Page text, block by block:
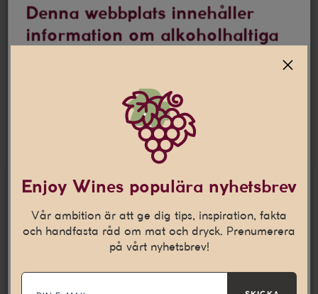
Enjoy Wines populära nyhetsbrev
Vår ambition är att ge dig tips, inspiration, fakta
och handfasta råd om mat och dryck. Prenumerera
på vårt nyhetsbrev!
E-
Denna webbplats innehåller
information om alkoholhaltiga
Jag är 25 år eller äldre
Denna webbplats använder
Den här webbplatsen använder cookies som hjälper oss att
anpassa vårt innehåll och ge dig en bättre
internetupplevelse. Vi använder även denna teknik till att
samla in statistik och för att kunna leverera personliga
annonser på andra webbplatser till dig.Läs mer